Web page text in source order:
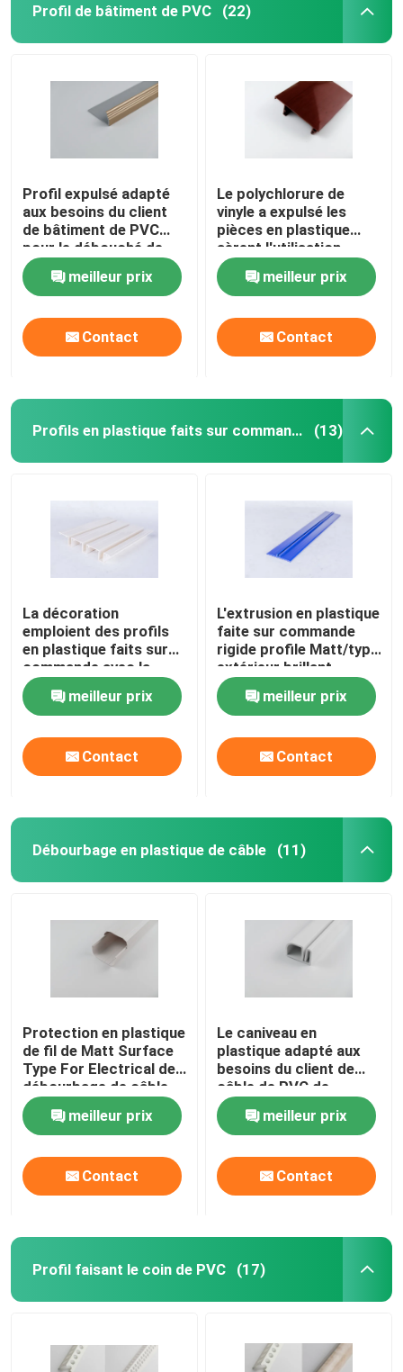
Profil de bâtiment de PVC (22)
Profil expulsé adapté
aux besoins du client
de bâtiment de PVC
pour le débouché de
climatisation
meilleur prix
Contact
Le polychlorure de
vinyle a expulsé les
pièces en plastique
aèrent l'utilisation
ISO9001 de condition a
certifiémeilleur prix
Contact
Profils en plastique faits sur commande (13)
La décoration
emploient des profils
en plastique faits sur
commande avec la
surface demandée
spécialemeilleur prix
Contact
L'extrusion en plastique
faite sur commande
rigide profile Matt/type
extérieur brillant
facultatifs
meilleur prix
Contact
Débourbage en plastique de câble (11)
Protection en plastique
de fil de Matt Surface
Type For Electrical de
débourbage de câble
de PVC
meilleur prix
Contact
Le caniveau en
plastique adapté aux
besoins du client de
câble de PVC de
couleur ISO9001/RoHS
a certifiémeilleur prix
Contact
Profil faisant le coin de PVC (17)